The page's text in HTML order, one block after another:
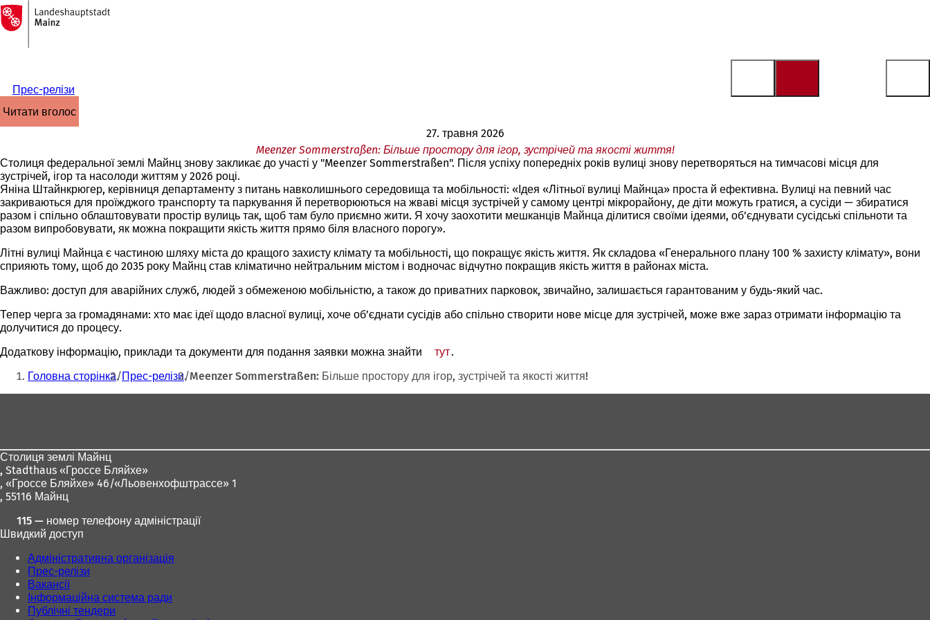
Перейти до змісту
На
головну
сторінку
Прес-релізи
читати вголос
27. травня 2026
Meenzer Sommerstraßen: Більше простору для ігор, зустрічей та якості життя!
Столиця федеральної землі Майнц знову закликає до участі у "Meenzer Sommerstraßen". Після успіху попередніх років вулиці знову перетворяться на тимчасові місця для
зустрічей, ігор та насолоди життям у 2026 році.
Яніна Штайнкрюгер, керівниця департаменту з питань навколишнього середовища та мобільності: «Ідея «Літньої вулиці Майнца» проста й ефективна. Вулиці на певний час
закриваються для проїжджого транспорту та паркування й перетворюються на жваві місця зустрічей у самому центрі мікрорайону, де діти можуть гратися, а сусіди — збиратися
разом і спільно облаштовувати простір вулиць так, щоб там було приємно жити. Я хочу заохотити мешканців Майнца ділитися своїми ідеями, об’єднувати сусідські спільноти та
разом випробовувати, як можна покращити якість життя прямо біля власного порогу».
Літні вулиці Майнца є частиною шляху міста до кращого захисту клімату та мобільності, що покращує якість життя. Як складова «Генерального плану 100 % захисту клімату», вони
сприяють тому, щоб до 2035 року Майнц став кліматично нейтральним містом і водночас відчутно покращив якість життя в районах міста.
Важливо: доступ для аварійних служб, людей з обмеженою мобільністю, а також до приватних парковок, звичайно, залишається гарантованим у будь-який час.
Тепер черга за громадянами: хто має ідеї щодо власної вулиці, хоче об’єднати сусідів або спільно створити нове місце для зустрічей, може вже зараз отримати інформацію та
долучитися до процесу.
Додаткову інформацію, приклади та документи для подання заявки можна знайти
тут.
Ти
тут:
Головна сторінка Прес-релізи Meenzer Sommerstraßen: Більше простору для ігор, зустрічей та якості життя!
Столиця землі Майнц
, Stadthaus «Гроссе Бляйхе»
, «Гроссе Бляйхе» 46/«Льовенхофштрассе» 1
, 55116 Майнц
115 — номер телефону адміністрації
Швидкий доступ
Адміністративна організація
Прес-релізи
Вакансії
Інформаційна система ради
Публічні тендери